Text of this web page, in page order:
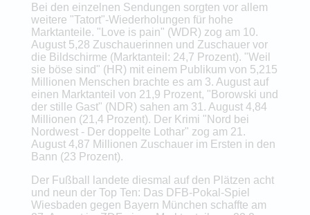
Bei den einzelnen Sendungen sorgten vor allem
weitere "Tatort"-Wiederholungen für hohe
Marktanteile. "Love is pain" (WDR) zog am 10.
August 5,28 Zuschauerinnen und Zuschauer vor
die Bildschirme (Marktanteil: 24,7 Prozent). "Weil
sie böse sind" (HR) mit einem Publikum von 5,215
Millionen Menschen brachte es am 3. August auf
einen Marktanteil von 21,9 Prozent, "Borowski und
der stille Gast" (NDR) sahen am 31. August 4,84
Millionen (21,4 Prozent). Der Krimi "Nord bei
Nordwest - Der doppelte Lothar" zog am 21.
August 4,87 Millionen Zuschauer im Ersten in den
Bann (23 Prozent).
Der Fußball landete diesmal auf den Plätzen acht
und neun der Top Ten: Das DFB-Pokal-Spiel
Wiesbaden gegen Bayern München schaffte am